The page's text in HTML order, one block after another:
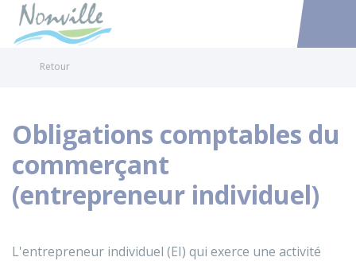
Accéder
Retour
Obligations comptables du
commerçant
(entrepreneur individuel)
L'entrepreneur individuel (EI) qui exerce une activité